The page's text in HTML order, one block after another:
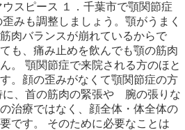
スピース １．千葉市で顎関節症
みも調整しましょう。顎がうまく
肉バランスが崩れているからで
も、痛み止めを飲んでも顎の筋肉
。 顎関節症で来院される方のほと
。顔の歪みがなくて顎関節症の方
に、首の筋肉の緊張や 腕の張りな
治療ではなく、顔全体・体全体の
です。 そのために必要なことは